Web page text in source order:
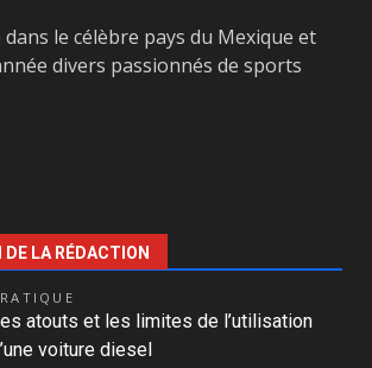
le célèbre pays du Mexique et
divers passionnés de sports
DE LA RÉDACTION
atouts et les limites de l’utilisation
voiture diesel